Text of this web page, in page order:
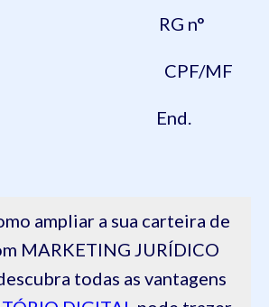
RG n°
CPF/MF
End.
ampliar a sua carteira de
MARKETING JURÍDICO
todas as vantagens